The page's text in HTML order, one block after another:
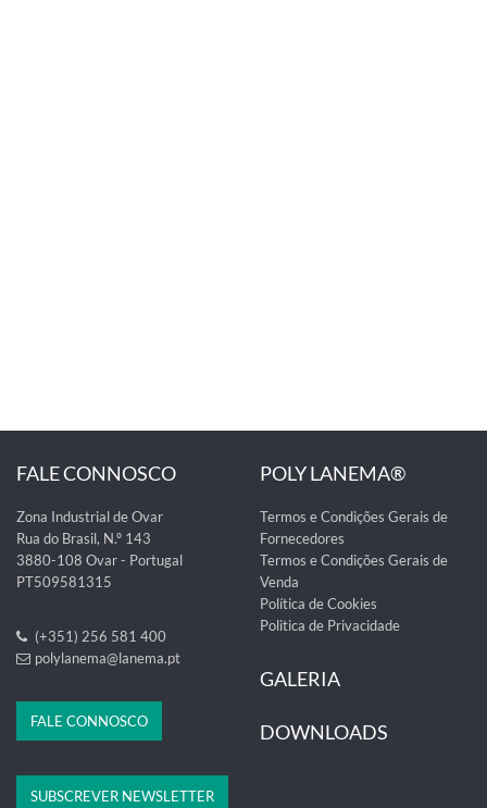
FALE CONNOSCO
Zona Industrial de Ovar
Rua do Brasil, N.º 143
3880-108 Ovar - Portugal
PT509581315
(+351) 256 581 400
polylanema@lanema.pt
FALE CONNOSCO
POLY LANEMA®
Termos e Condições Gerais de
Fornecedores
Termos e Condições Gerais de
Venda
Política de Cookies
Politica de Privacidade
GALERIA
DOWNLOADS
SUBSCREVER NEWSLETTER